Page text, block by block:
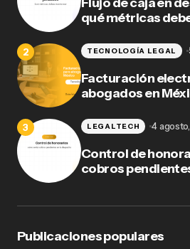
qué métricas
Facturación
abogados en
TECNOLOGÍA LEGAL
Control de
cobros
LEGALTECH 4
Publicaciones populares